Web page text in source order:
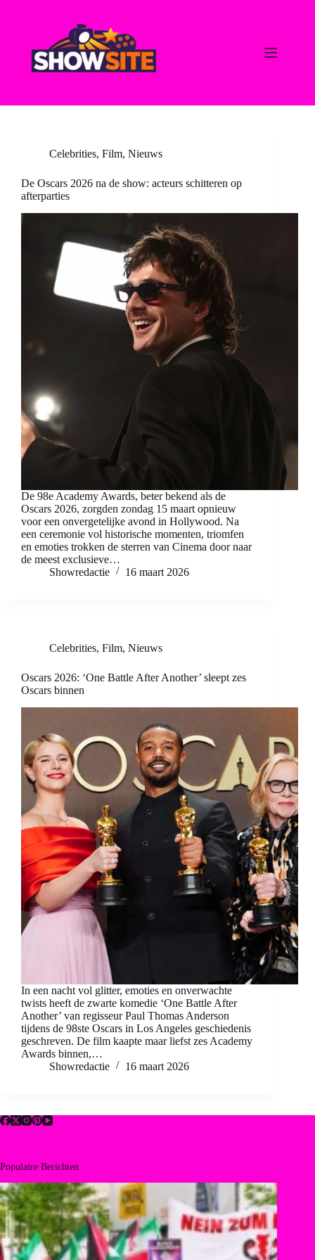
Celebrities, Film, Nieuws
De Oscars 2026 na de show: acteurs schitteren op
afterparties
De 98e Academy Awards, beter bekend als de
Oscars 2026, zorgden zondag 15 maart opnieuw
voor een onvergetelijke avond in Hollywood. Na
een ceremonie vol historische momenten, triomfen
en emoties trokken de sterren van Cinema door naar
de meest exclusieve…
Showredactie
16 maart 2026
Celebrities, Film, Nieuws
Oscars 2026: ‘One Battle After Another’ sleept zes
Oscars binnen
In een nacht vol glitter, emoties en onverwachte
twists heeft de zwarte komedie ‘One Battle After
Another’ van regisseur Paul Thomas Anderson
tijdens de 98ste Oscars in Los Angeles geschiedenis
geschreven. De film kaapte maar liefst zes Academy
Awards binnen,…
Showredactie
16 maart 2026
Populaire Berichten